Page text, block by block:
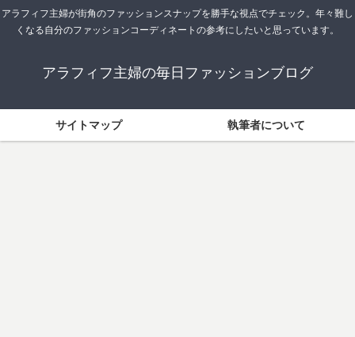
アラフィフ主婦が街角のファッションスナップを勝手な視点でチェック。年々難し
くなる自分のファッションコーディネートの参考にしたいと思っています。
アラフィフ主婦の毎日ファッションブログ
サイトマップ 執筆者について